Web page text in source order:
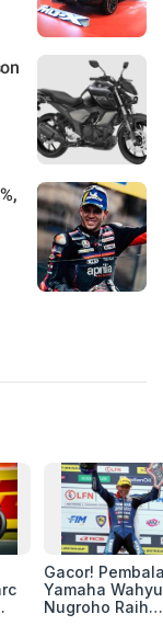
Gacor!
Yamaha Wahyu
Nugroho Raih